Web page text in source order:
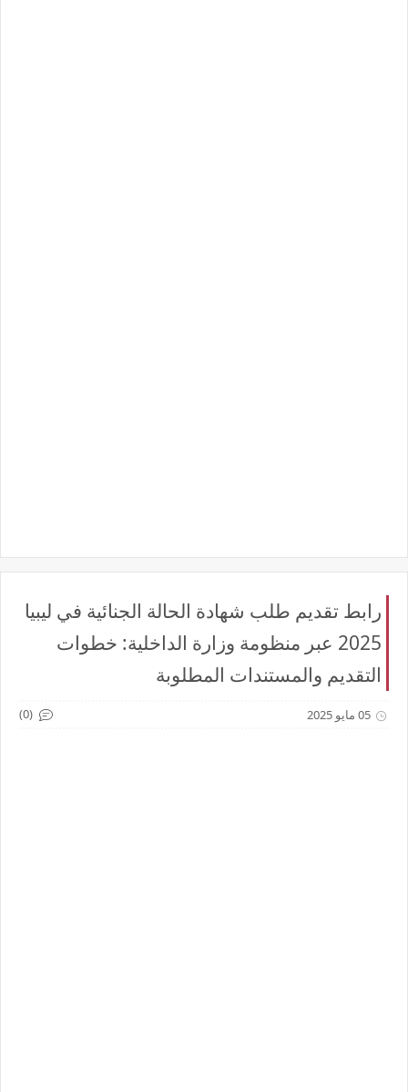
رابط تقديم طلب شهادة الحالة الجنائية في ليبيا
2025 عبر منظومة وزارة الداخلية: خطوات
التقديم والمستندات المطلوبة
05 مايو 2025 (0)